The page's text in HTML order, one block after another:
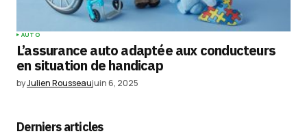
AUTO
L’assurance auto adaptée aux conducteurs
en situation de handicap
byJulien Rousseaujuin 6, 2025
Derniers articles